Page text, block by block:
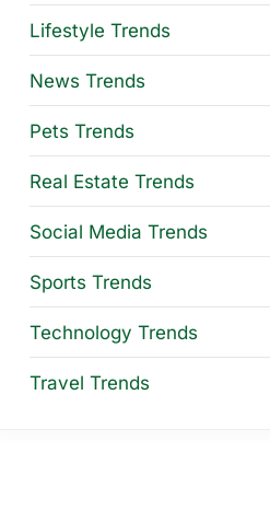
Lifestyle Trends
News Trends
Pets Trends
Real Estate Trends
Social Media Trends
Sports Trends
Technology Trends
Travel Trends